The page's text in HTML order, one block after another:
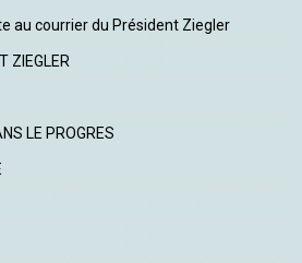
au courrier du Président Ziegler
ZIEGLER
LE PROGRES